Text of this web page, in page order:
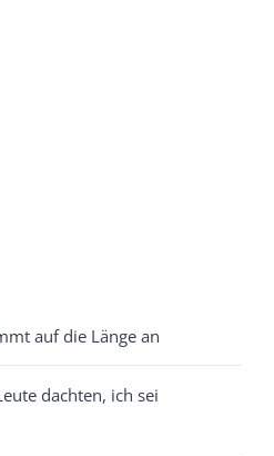
auf die Länge an
dachten, ich sei